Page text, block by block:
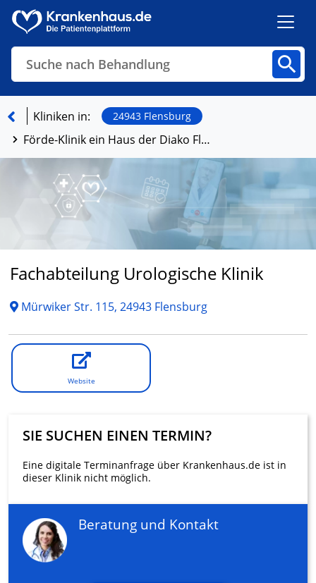
Suche nach Behandlung
Finden
Kliniken in: 24943 Flensburg
Förde-Klinik ein Haus der Diako Flensburg
Fachabteilung Urologische Klinik
Mürwiker Str. 115, 24943 Flensburg
Website
SIE SUCHEN EINEN TERMIN?
Eine digitale Terminanfrage über Krankenhaus.de ist in
dieser Klinik nicht möglich.
Beratung und Kontakt